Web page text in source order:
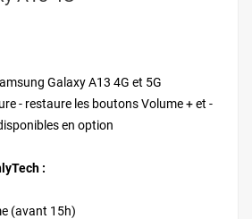
Galaxy A13 4G et 5G
- restaure les boutons Volume + et -
en option
:
(avant 15h)